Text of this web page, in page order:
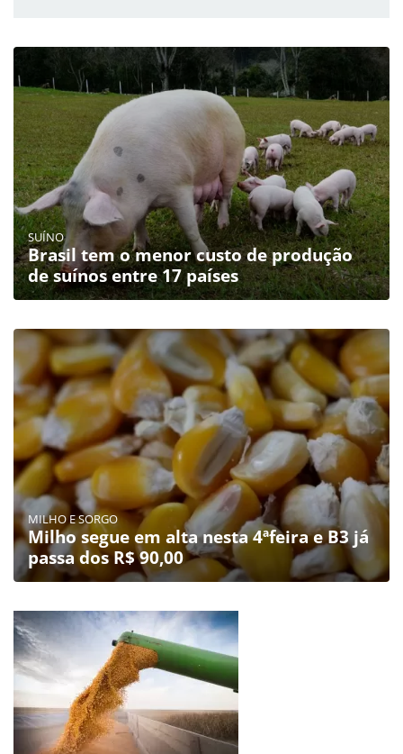
SUÍNO
Brasil tem o menor custo de produção
de suínos entre 17 países
MILHO E SORGO
Milho segue em alta nesta 4ªfeira e B3 já
passa dos R$ 90,00